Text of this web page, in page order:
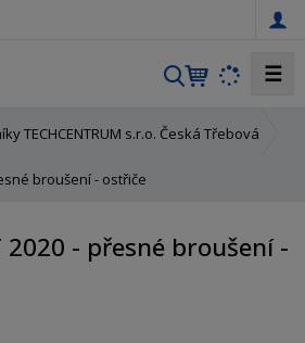
V
h
t
☰
TECHCENTRUM s.r.o. Česká Třebová
broušení - ostřiče
2020 - přesné broušení -